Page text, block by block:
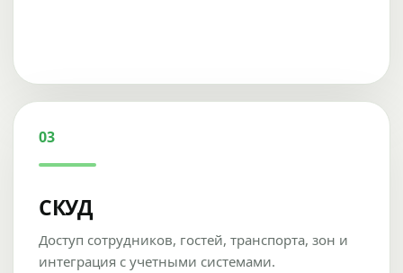
03
СКУД
Доступ сотрудников, гостей, транспорта, зон и
интеграция с учетными системами.